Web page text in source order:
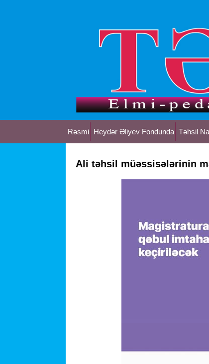
Rəsmi Heydər Əliyev Fondunda Təhsil
Ali təhsil müəssisələrinin